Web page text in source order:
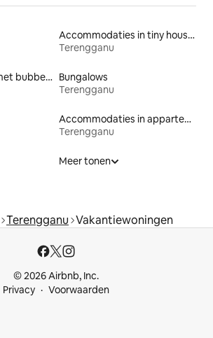
Accommodaties in tiny houses
Terengganu
Accommodaties met bubbelbad Bungalows
Terengganu
Accommodaties in appartementen met diensten
Terengganu
Meer tonen
Terengganu Vakantiewoningen
© 2026 Airbnb, Inc.
Privacy
Voorwaarden